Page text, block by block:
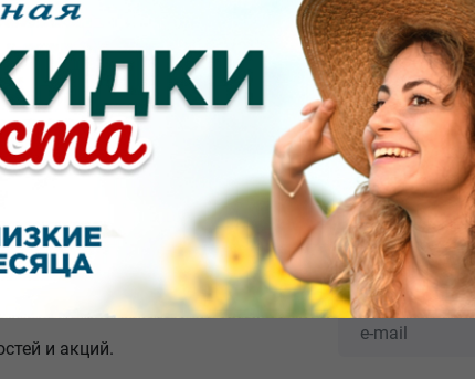
снова всех удивляют!
акции, правилах её проведения, количестве подарков,
и аптеках "Даром" города Омска.
и акций.